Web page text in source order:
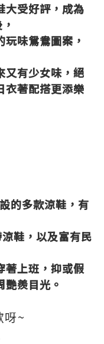
大受好評，成為
味鴛鴦圖案，
又有少女味，絕
衣著配搭更添樂
的多款涼鞋，有
鞋，以及富有民
著上班，抑或假
羨目光。
~